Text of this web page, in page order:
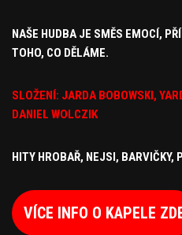
NAŠE HUDBA JE SMĚS EMOCÍ,
TOHO, CO DĚLÁME.
SLOŽENÍ: JARDA BOBOWSKI,
DANIEL WOLCZIK
HITY HROBAŘ, NEJSI, BARVIČKY,
VÍCE INFO O KAPELE